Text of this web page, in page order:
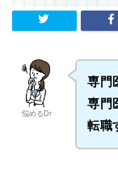
悩めるDr
専門
専門
転職